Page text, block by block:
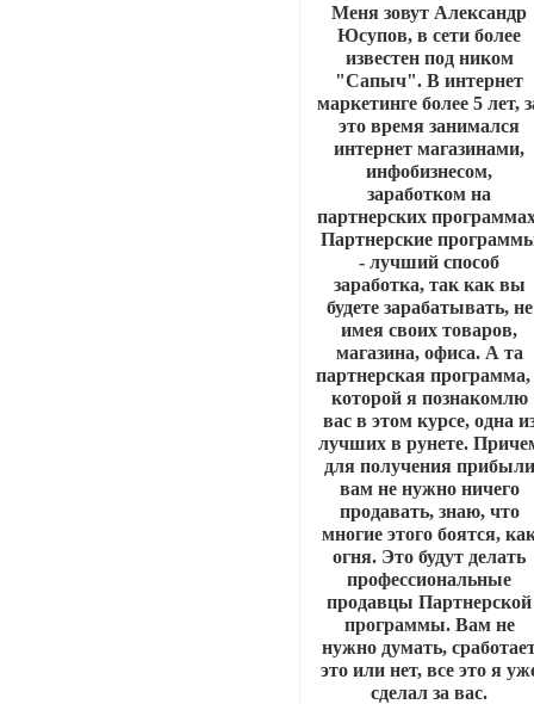
Меня зовут Александр
Юсупов, в сети более
известен под ником
"Сапыч". В интернет
маркетинге более 5 лет,
это время занимался
интернет магазинами,
инфобизнесом,
заработком на
партнерских
Партнерские
- лучший способ
заработка, так как вы
будете зарабатывать, не
имея своих товаров,
магазина, офиса. А та
партнерская программа,
которой я познакомлю
вас в этом курсе, одна
лучших в рунете.
для получения прибыли
вам не нужно ничего
продавать, знаю, что
многие этого боятся,
огня. Это будут делать
профессиональные
продавцы Партнерской
программы. Вам не
нужно думать,
это или нет, все это я
сделал за вас.